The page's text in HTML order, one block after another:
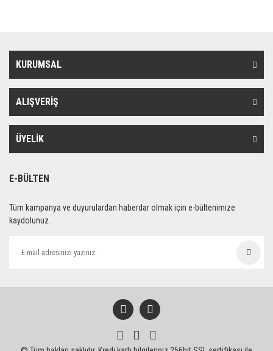
KURUMSAL
ALIŞVERİŞ
ÜYELİK
E-BÜLTEN
Tüm kampanya ve duyurulardan haberdar olmak için e-bültenimize
kaydolunuz.